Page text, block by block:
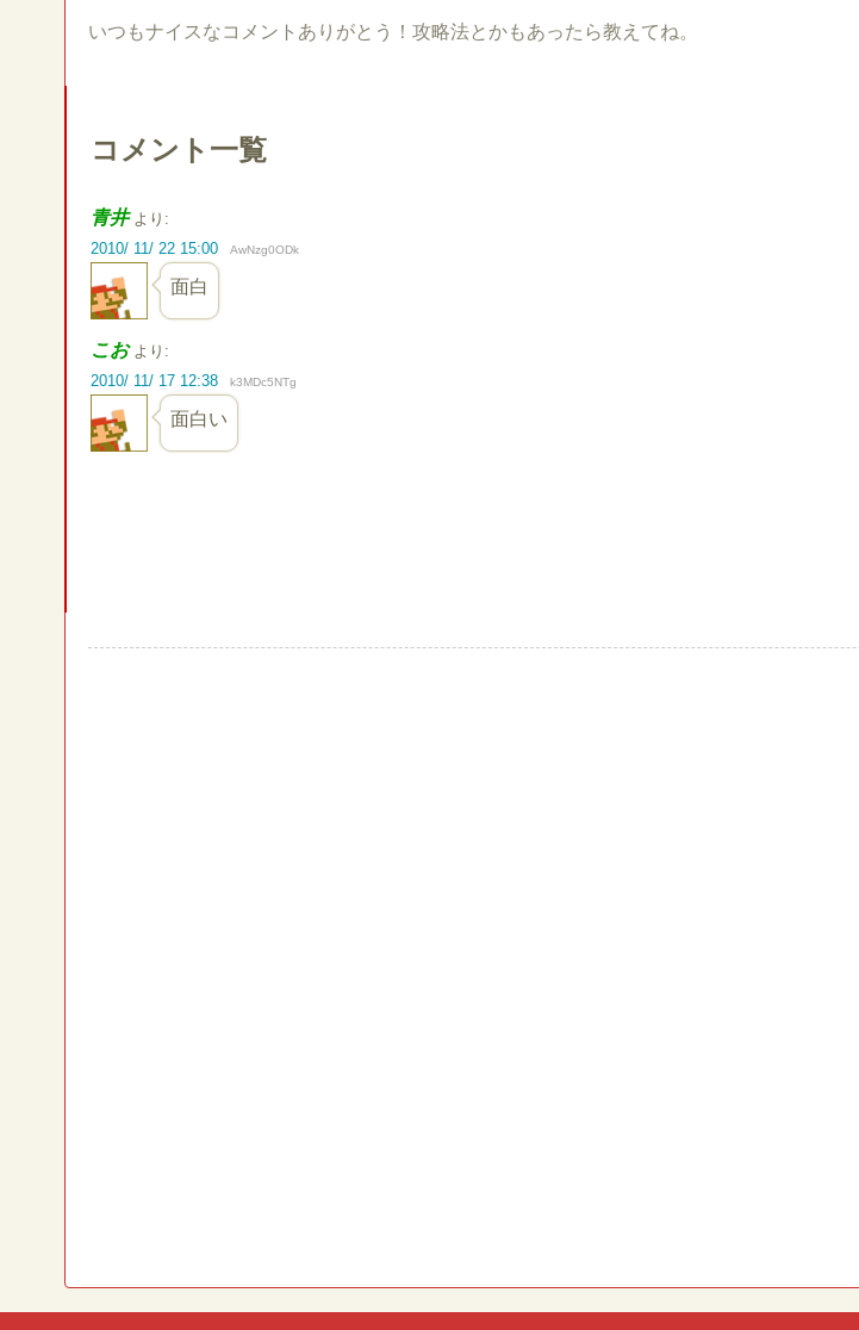
いつもナイスなコメントありがとう！攻略法とかもあったら教えてね。
コメント一覧
青井 より:
2010/ 11/ 22 15:00
AwNzg0ODk
面白
こお より:
2010/ 11/ 17 12:38
k3MDc5NTg
面白い